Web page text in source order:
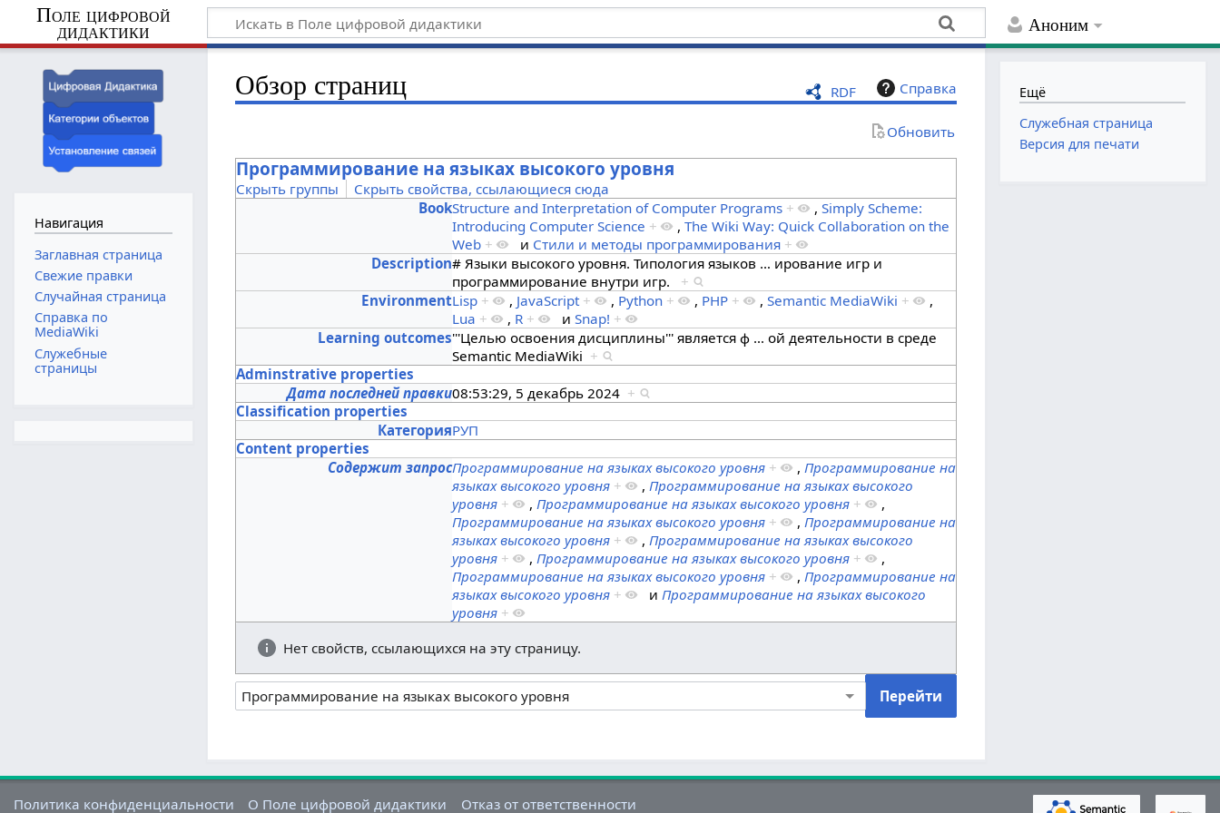
Аноним
Поле цифровой
дидактики
RDF Справка
Обзор страниц
Обновить
Программирование на языках высокого уровня
Скрыть группы
Скрыть свойства, ссылающиеся сюда
BookStructure and Interpretation of Computer Programs + ,Simply Scheme:
Introducing Computer Science + ,The Wiki Way: Quick Collaboration on the
Web + и Стили и методы программирования +
Description# Языки высокого уровня. Типология языков … ирование игр и
программирование внутри игр. +
EnvironmentLisp + , JavaScript + , Python + , PHP + ,Semantic MediaWiki +
,
Lua + , R + иSnap! +
Learning outcomes'''Целью освоения дисциплины''' является ф …ой деятельности в среде
Semantic MediaWiki +
Adminstrative properties
Дата последней правки08:53:29, 5 декабрь 2024 +
Classification properties
КатегорияРУП
Content properties
Содержит запросПрограммирование на языках высокого уровня + , Программирование на
языках высокого уровня + , Программирование на языках высокого
уровня + , Программирование на языках высокого уровня +
,
Программирование на языках высокого уровня + , Программирование на
языках высокого уровня + , Программирование на языках высокого
уровня + , Программирование на языках высокого уровня +
,
Программирование на языках высокого уровня + , Программирование на
языках высокого уровня + и Программирование на языках высокого
уровня +
Нет свойств, ссылающихся на эту страницу.
Навигация
Заглавная страница
Свежие правки
Случайная страница
Справка по
MediaWiki
Служебные
страницы
Ещё
Служебная страница
Версия для печати
Политика конфиденциальности О Поле цифровой дидактики Отказ от ответственности